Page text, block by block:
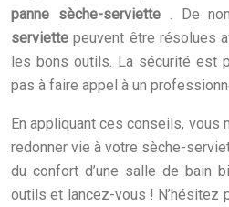
panne sèche-serviette . De
serviettepeuvent être résolues
les bons outils. La sécurité est
pas à faire appel à un
En appliquant ces conseils, vous
redonner vie à votre sèche-
du confort d’une salle de bain
outils et lancez-vous ! N’hésitez